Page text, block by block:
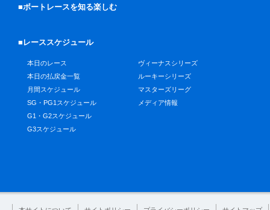
■ボートレースを知る楽しむ
■レーススケジュール
本日のレース
本日の払戻金一覧
月間スケジュール
SG・PG1スケジュール
G1・G2スケジュール
G3スケジュール
ヴィーナスシリーズ
ルーキーシリーズ
マスターズリーグ
メディア情報